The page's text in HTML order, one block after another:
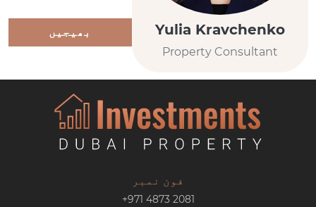
Yulia Kravchenko
Property Consultant
بھیجیں
فون نمبر
+971 4873 2081